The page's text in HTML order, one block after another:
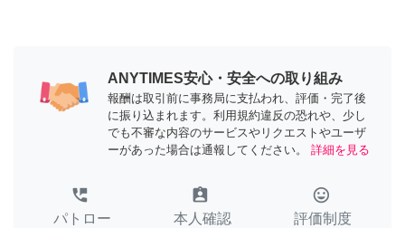
ANYTIMES安心・安全への取り組み
報酬は取引前に事務局に支払われ、評価・完了後
に振り込まれます。利用規約違反の恐れや、少し
でも不審な内容のサービスやリクエストやユーザ
ーがあった場合は通報してください。
詳細を見る
perm_phone_msg
パトロー
assignment_ind
本人確認
tag_faces
評価制度